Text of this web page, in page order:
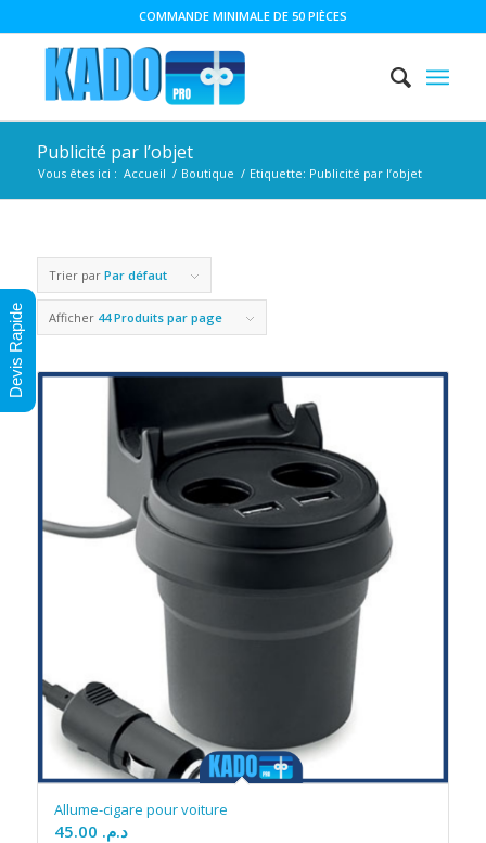
COMMANDE MINIMALE DE 50 PIÈCES
Publicité par l’objet
Vous êtes ici : Accueil / Boutique / Etiquette: Publicité par l’objet
Trier par Par défaut
Afficher 44 Produits par page
Allume-cigare pour voiture
د.م.
Devis Rapide